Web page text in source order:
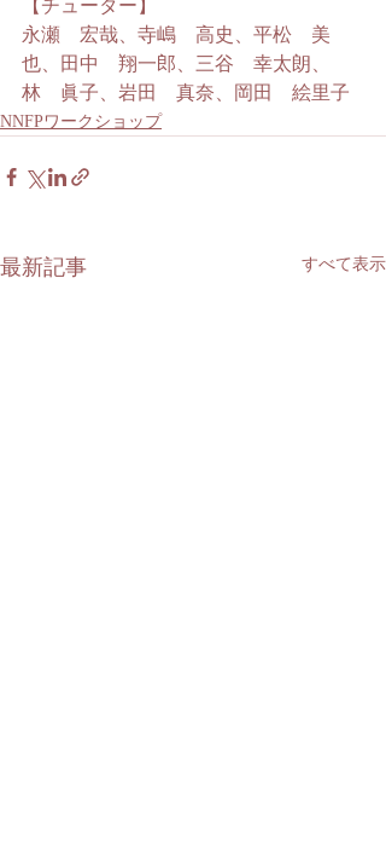
【チューター】
永瀬　宏哉、寺嶋　高史、平松　美
也、田中　翔一郎、三谷　幸太朗、
林　眞子、岩田　真奈、岡田　絵里子
NNFPワークショップ
最新記事 すべて表示